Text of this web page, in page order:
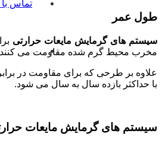
تماس با
طول عمر
سیستم های گرمایش مایعات حرارتی
مخرب محیط گرم شده مقاومت می کنند. همچنین، انتخاب موادی مانند فولاد ضد زنگ
علاوه بر طرحی که برای مقاومت در
با حداکثر بازده سال به سال می شود.
سیستم های گرمایش مایعات